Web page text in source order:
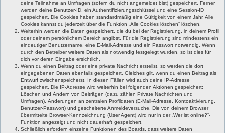
deine Teilnahme an Umfragen (sofern du nicht angemeldet bist) gespeichert. Ferner
werden deine Benutzer-ID, ein Authentifizierungsschlüssel und eine Session-ID
gespeichert. Die Cookies haben standardmäßig eine Gültigkeit von einem Jahr. Alle
Cookies kannst du jederzeit über die Funktion „Alle Cookies löschen“ löschen.
Weiterhin werden die Daten gespeichert, die du bei der Registrierung, in deinem Profil
oder deinem persönlichem Bereich angibst. Für die Registrierung sind mindestens ein
eindeutiger Benutzername, eine E-Mail-Adresse und ein Passwort notwendig. Wenn
durch den Betreiber weitere Daten als notwendig festgelegt wurden, so ist dies für
dich vor deren Eingabe ersichtlich.
Wenn du einen Beitrag oder eine private Nachricht erstellst, so werden die dort
eingegebenen Daten ebenfalls gespeichert. Gleiches gilt, wenn du einen Beitrag als
Entwurf zwischenspeicherst. In diesen Fällen wird auch deine IP-Adresse
gespeichert. Die IP-Adresse wird weiterhin bei folgenden Aktionen gespeichert:
Löschen und Ändern von Beiträgen (dazu zählen Private Nachrichten und
Umfragen), Änderungen an zentralen Profildaten (E-Mail-Adresse, Kontoaktivierung,
Benutzer-Passwort) und gescheiterte Anmeldeversuche. Die von deinem Browser
übermittelte Browser-Kennzeichnung (User Agent) wird nur in der „Wer ist online?“-
Funktion angezeigt und nicht dauerhaft gespeichert.
Schließlich erfordern einzelne Funktionen des Boards, dass weitere Daten